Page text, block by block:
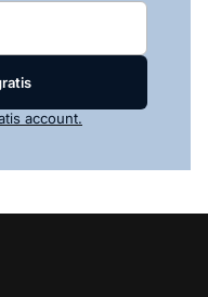
account.